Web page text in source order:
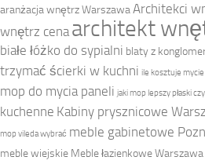
aranżacja wnętrz Warszawa Architekci
wnętrz cena architekt
białe łóżko do sypialni blaty z
trzymać ścierki w kuchni ile kosztuje mycie
mop do mycia paneli jaki mop lepszy płaski
kuchenne Kabiny prysznicowe
mop vileda wybrać meble gabinetowe
meble wiejskie Meble łazienkowe Warszawa